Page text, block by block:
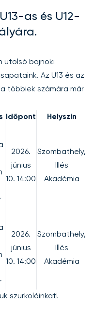
as és U12-
utolsó bajnoki
Az U13 és az
többiek számára már
Időpont Helyszín
2026.
június
10. 14:00
Szombathely,
Illés
Akadémia
2026.
június
10. 14:00
Szombathely,
Illés
Akadémia
szurkolóinkat!